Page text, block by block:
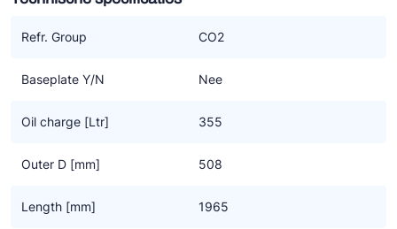
Refr. Group CO2
Baseplate Y/N Nee
Oil charge [Ltr] 355
Outer D [mm] 508
Length [mm] 1965